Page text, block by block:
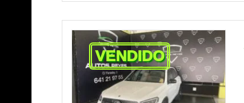
VENDIDO